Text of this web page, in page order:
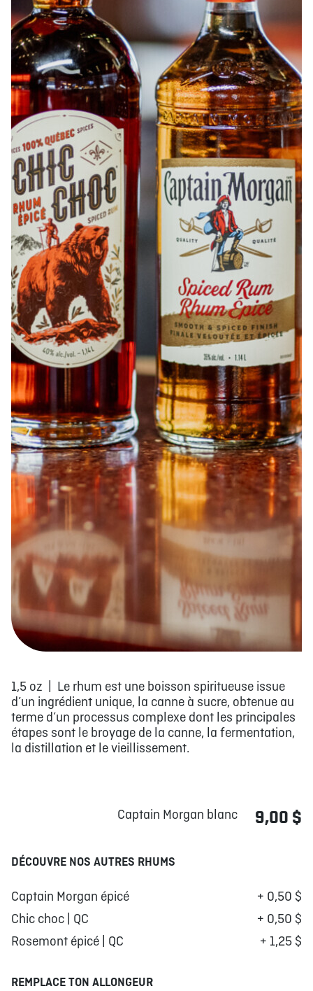
1,5 oz | Le rhum est une boisson spiritueuse issue
d’un ingrédient unique, la canne à sucre, obtenue au
terme d’un processus complexe dont les principales
étapes sont le broyage de la canne, la fermentation,
la distillation et le vieillissement.
Captain Morgan blanc 9,00 $
DÉCOUVRE NOS AUTRES RHUMS
Captain Morgan épicé
+ 0,50 $
Chic choc | QC
+ 0,50 $
Rosemont épicé | QC
+ 1,25 $
REMPLACE TON ALLONGEUR